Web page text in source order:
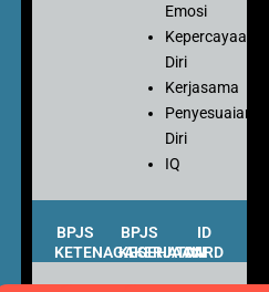
Emosi
Kepercayaan
Diri
Kerjasama
Penyesuaian
Diri
IQ
BPJS
KETENAGAKERJAAN
BPJS
KESEHATAN
ID
CARD